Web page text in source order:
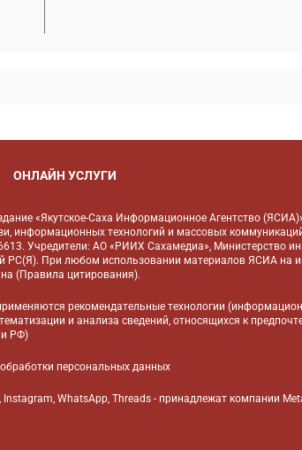
ОНЛАЙН УСЛУГИ
«Якутское-Саха Информационное Агентство
информационных технологий и массовых
Учредители: АО «РИИХ Сахамедиа», Министерство
РС(Я). При любом использовании материалов ЯСИА на
(Правила цитирования).
рекомендательные технологии
и анализа сведений, относящихся к
РФ)
персональных данных
Instagram, WhatsApp, Threads - принадлежат компании